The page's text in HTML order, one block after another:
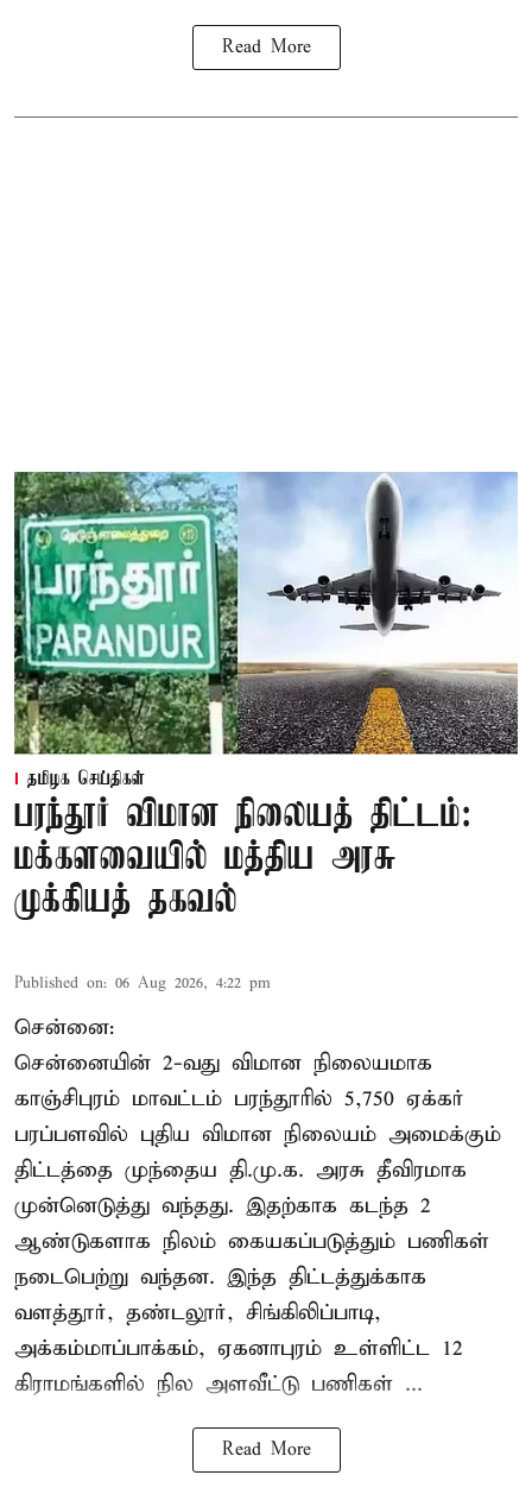
Read More
தமிழக செய்திகள்
பரந்தூர் விமான நிலையத் திட்டம்:
மக்களவையில் மத்திய அரசு
முக்கியத் தகவல்
Published on: 06 Aug 2026, 4:22 pm
சென்னை:
சென்னையின் 2-வது விமான நிலையமாக
காஞ்சிபுரம் மாவட்டம் பரந்தூரில் 5,750 ஏக்கர்
பரப்பளவில் புதிய விமான நிலையம் அமைக்கும்
திட்டத்தை முந்தைய தி.மு.க. அரசு தீவிரமாக
முன்னெடுத்து வந்தது. இதற்காக கடந்த 2
ஆண்டுகளாக நிலம் கையகப்படுத்தும் பணிகள்
நடைபெற்று வந்தன. இந்த திட்டத்துக்காக
வளத்தூர், தண்டலூர், சிங்கிலிப்பாடி,
அக்கம்மாப்பாக்கம், ஏகனாபுரம் உள்ளிட்ட 12
கிராமங்களில் நில அளவீட்டு பணிகள் ...
Read More